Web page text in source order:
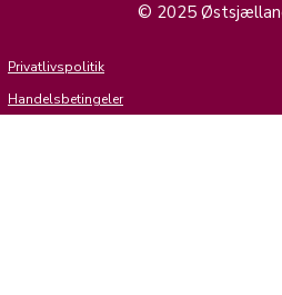
© 2025
Privatlivspolitik
Handelsbetingeler